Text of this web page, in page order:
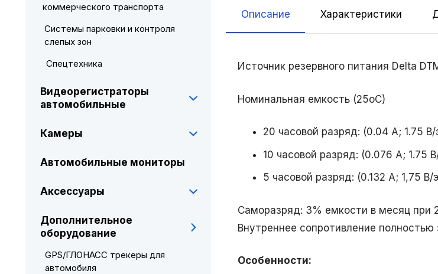
Описание Характеристики
Источник резервного питания Delta
Номинальная емкость (25oС)
20 часовой разряд: (0.04 А; 1.75
10 часовой разряд: (0.076 А; 1.75
5 часовой разряд: (0.132 А; 1,75 В/
Саморазряд: 3% емкости в месяц при
Внутреннее сопротивление
Особенности:
коммерческого транспорта
Системы парковки и контроля
слепых зон
Спецтехника
Видеорегистраторы
автомобильные
Камеры
Автомобильные мониторы
Аксессуары
Дополнительное
оборудование
GPS/ГЛОНАСС трекеры для
автомобиля